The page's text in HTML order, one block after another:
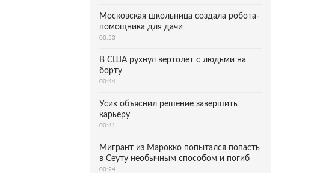
Московская школьница создала робота-
помощника для дачи
00:53
В США рухнул вертолет с людьми на
борту
00:44
Усик объяснил решение завершить
карьеру
00:41
Мигрант из Марокко попытался попасть
в Сеуту необычным способом и погиб
00:24